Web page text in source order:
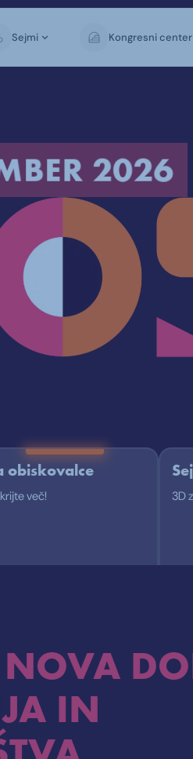
Sejmi Kongresni
2026
obiskovalce
več! 3D
NOVA
IN